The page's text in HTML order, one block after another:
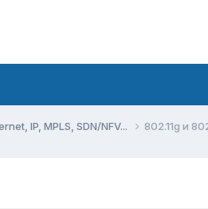
IP, MPLS, SDN/NFV... 802.11g и